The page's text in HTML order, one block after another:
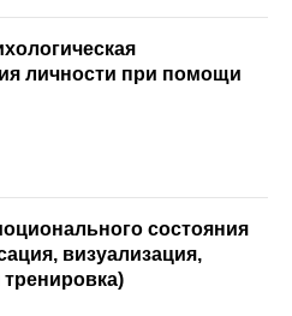
личности при помощи
состояния
визуализация,
тренировка)